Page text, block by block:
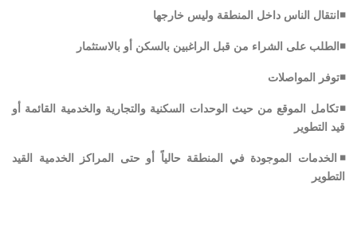
◾انتقال الناس داخل المنطقة وليس خارجها
◾الطلب على الشراء من قبل الراغبين بالسكن أو بالاستثمار
◾توفر المواصلات
◾تكامل الموقع من حيث الوحدات السكنية والتجارية والخدمية القائمة أو
قيد التطوير
◾الخدمات الموجودة في المنطقة حالياً أو حتى المراكز الخدمية القيد
التطوير